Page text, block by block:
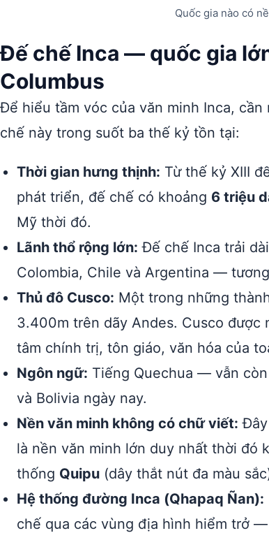
Quốc gia nào có
Đế chế Inca — quốc gia
Columbus
Để hiểu tầm vóc của văn minh Inca,
chế này trong suốt ba thế kỷ tồn tại:
Thời gian hưng thịnh: Từ thế kỷ XIII
phát triển, đế chế có khoảng 6 triệu
Mỹ thời đó.
Lãnh thổ rộng lớn: Đế chế Inca trải
Colombia, Chile và Argentina —
Thủ đô Cusco: Một trong những
3.400m trên dãy Andes. Cusco được
tâm chính trị, tôn giáo, văn hóa của
Ngôn ngữ: Tiếng Quechua — vẫn
và Bolivia ngày nay.
Nền văn minh không có chữ viết:
là nền văn minh lớn duy nhất thời đó
thống Quipu (dây thắt nút đa màu
Hệ thống đường Inca (Qhapaq Ñan):
chế qua các vùng địa hình hiểm trở